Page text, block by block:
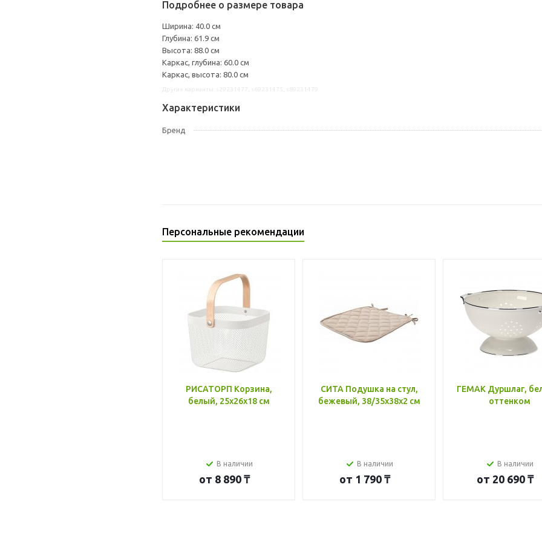
Подробнее о размере товара
Ширина: 40.0 см
Глубина: 61.9 см
Высота: 88.0 см
Каркас, глубина: 60.0 см
Каркас, высота: 80.0 см
Характеристики
Бренд
Персональные рекомендации
РИСАТОРП Корзина,
белый, 25x26x18 см
В наличии
от 8 890 ₸
СИТА Подушка на стул,
бежевый, 38/35x38x2 см
В наличии
от 1 790 ₸
ГЕМАК Дуршлаг,
оттенком
В наличии
от 20 690 ₸